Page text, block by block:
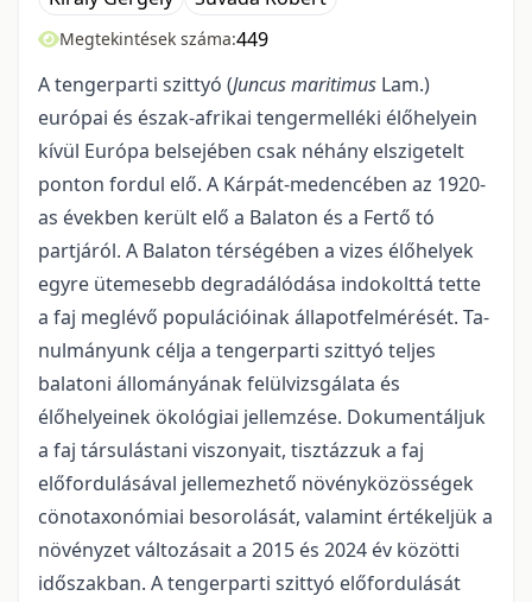
Megtekintések száma:449
A tengerparti szittyó (Juncus maritimus Lam.)
európai és észak-afrikai tengermelléki élőhelyein
kívül Európa belsejében csak néhány elszigetelt
ponton fordul elő. A Kárpát-medencében az 1920-
as években került elő a Balaton és a Fertő tó
partjáról. A Balaton térségében a vizes élőhelyek
egyre ütemesebb degradálódása indokolttá tette
a faj meglévő populációinak állapotfelmérését. Ta­
nulmányunk célja a tengerparti szittyó teljes
balatoni állományának felülvizsgálata és
élőhelyeinek öko­lógiai jellemzése. Dokumentáljuk
a faj társulástani viszonyait, tisztázzuk a faj
előfordulásával jelle­mezhető növényközösségek
cönotaxonómiai besorolását, valamint értékeljük a
növényzet változásait a 2015 és 2024 év közötti
időszakban. A tengerparti szittyó előfordulását